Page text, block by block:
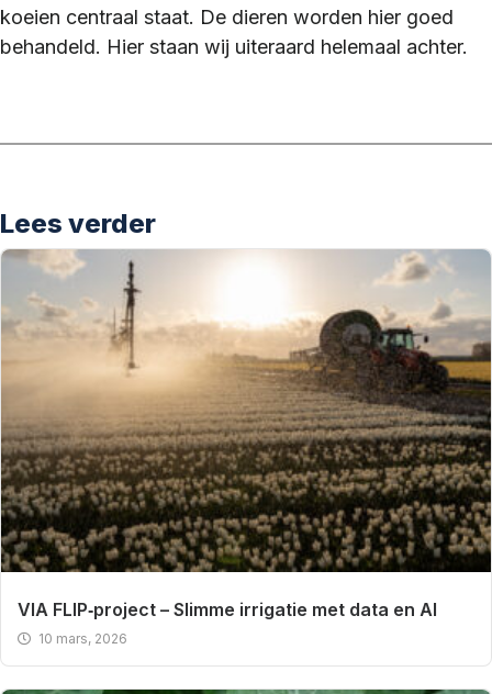
koeien centraal staat. De dieren worden hier goed
behandeld. Hier staan wij uiteraard helemaal achter.
Lees verder
VIA FLIP‑project – Slimme irrigatie met data en AI
10 mars, 2026